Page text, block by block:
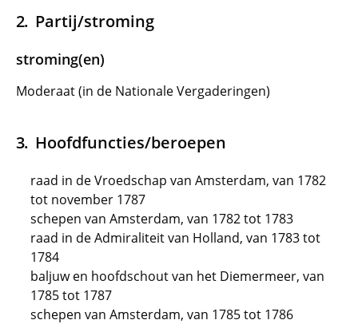
Partij/stroming
stroming(en)
Moderaat (in de Nationale Vergaderingen)
Hoofdfuncties/beroepen
raad in de Vroedschap van Amsterdam, van 1782
tot november 1787
schepen van Amsterdam, van 1782 tot 1783
raad in de Admiraliteit van Holland, van 1783 tot
1784
baljuw en hoofdschout van het Diemermeer, van
1785 tot 1787
schepen van Amsterdam, van 1785 tot 1786